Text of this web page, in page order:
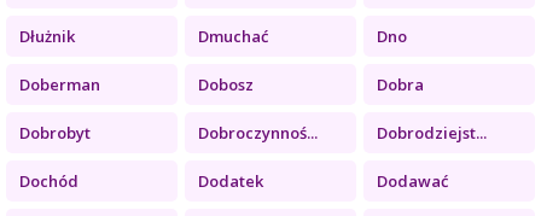
Dłużnik Dmuchać Dno
Doberman Dobosz Dobra
Dobrobyt Dobroczynnoś... Dobrodziejst...
Dochód Dodatek Dodawać